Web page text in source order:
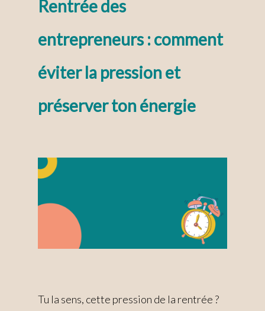
Rentrée des
entrepreneurs : comment
éviter la pression et
préserver ton énergie
Tu la sens, cette pression de la rentrée ?